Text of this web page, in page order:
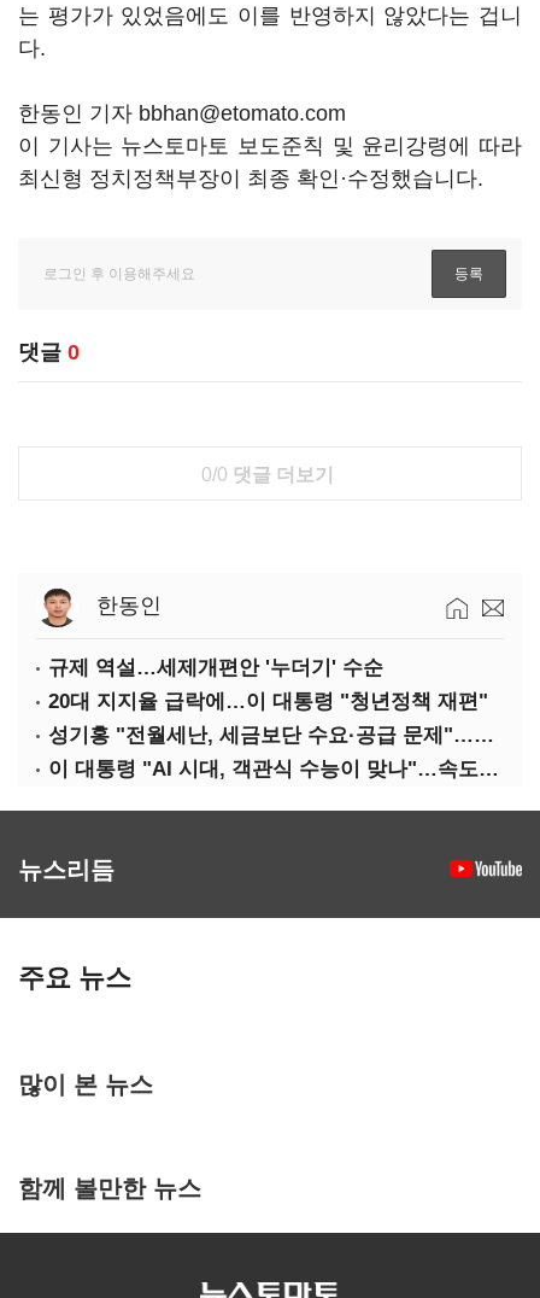
는 평가가 있었음에도 이를 반영하지 않았다는 겁니
다.
한동인 기자 bbhan@etomato.com
이 기사는 뉴스토마토 보도준칙 및 윤리강령에 따라
최신형 정치정책부장이 최종 확인·수정했습니다.
댓글 0
0/0 댓글 더보기
한동인
규제 역설…세제개편안 '누더기' 수순
20대 지지율 급락에…이 대통령 "청년정책 재편"
성기홍 "전월세난, 세금보단 수요·공급 문제"…닥공 시사
이 대통령 "AI 시대, 객관식 수능이 맞나"…속도전 '경계'
뉴스리듬
주요 뉴스
많이 본 뉴스
함께 볼만한 뉴스